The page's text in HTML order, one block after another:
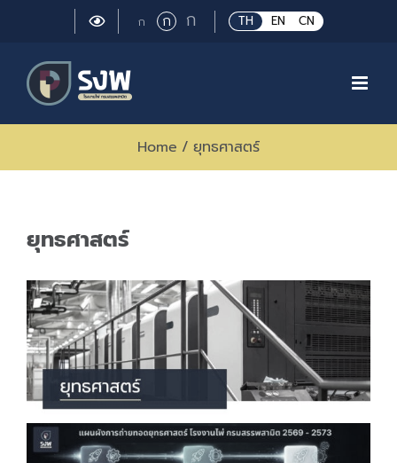
TH EN CN
กSmall
กRegular
font
ก Large
font
Home / ยุทธศาสตร์
ยุทธศาสตร์